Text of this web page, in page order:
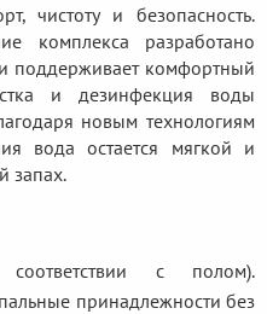
чистоту и безопасность.
комплекса разработано
поддерживает комфортный
и дезинфекция воды
новым технологиям
вода остается мягкой и
запах.
с полом).
принадлежности без